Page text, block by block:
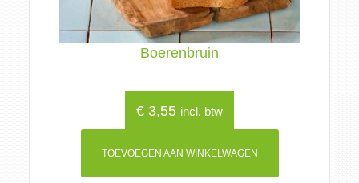
Boerenbruin
€ 3,55 incl. btw
TOEVOEGEN AAN WINKELWAGEN